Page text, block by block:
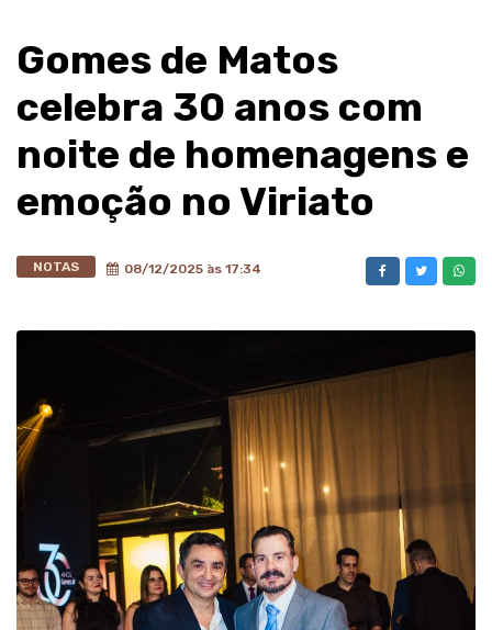
Gomes de Matos
celebra 30 anos com
noite de homenagens e
emoção no Viriato
NOTAS 08/12/2025 às 17:34